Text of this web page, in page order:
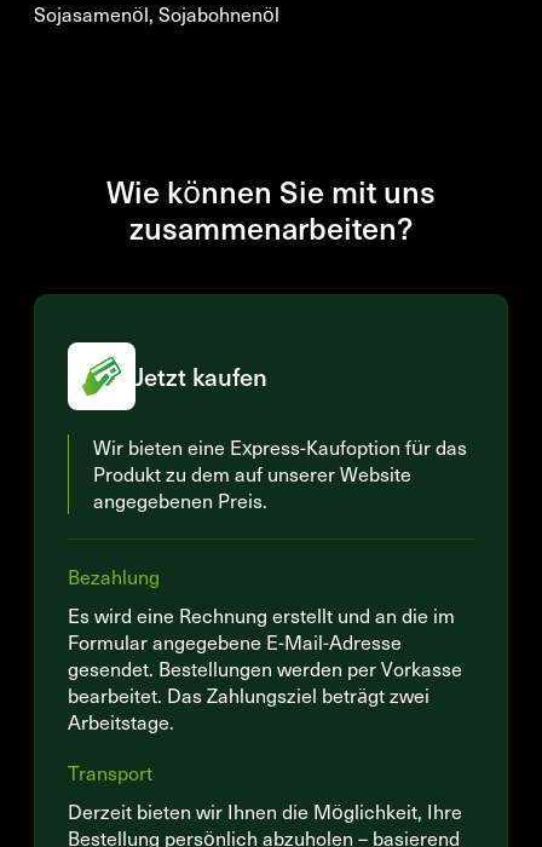
Sojasamenöl, Sojabohnenöl
Wie können Sie mit uns
zusammenarbeiten?
Jetzt kaufen
Wir bieten eine Express-Kaufoption für das
Produkt zu dem auf unserer Website
angegebenen Preis.
Bezahlung
Es wird eine Rechnung erstellt und an die im
Formular angegebene E-Mail-Adresse
gesendet. Bestellungen werden per Vorkasse
bearbeitet. Das Zahlungsziel beträgt zwei
Arbeitstage.
Transport
Derzeit bieten wir Ihnen die Möglichkeit, Ihre
Bestellung persönlich abzuholen – basierend